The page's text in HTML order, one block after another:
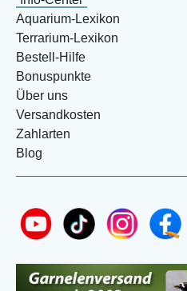
Aquarium-Lexikon
Terrarium-Lexikon
Bestell-Hilfe
Bonuspunkte
Über uns
Versandkosten
Zahlarten
Blog